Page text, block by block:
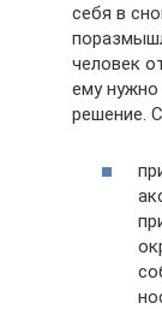
себя в
человек
ему
решение.